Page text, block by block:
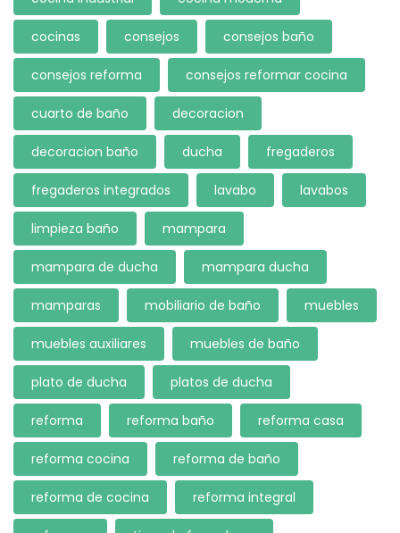
cocinas consejos consejos baño
consejos reforma consejos reformar cocina
cuarto de baño decoracion
decoracion baño ducha fregaderos
fregaderos integrados lavabo lavabos
limpieza baño mampara
mampara de ducha mampara ducha
mamparas mobiliario de baño muebles
muebles auxiliares muebles de baño
plato de ducha platos de ducha
reforma reforma baño reforma casa
reforma cocina reforma de baño
reforma de cocina reforma integral